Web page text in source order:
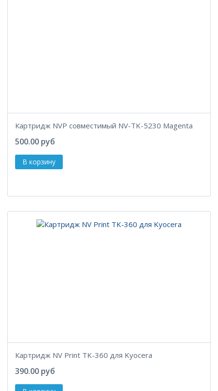
Картридж NVP совместимый NV-TK-5230 Magenta
500.00 руб
Картридж NV Print TK-360 для Kyocera
390.00 руб